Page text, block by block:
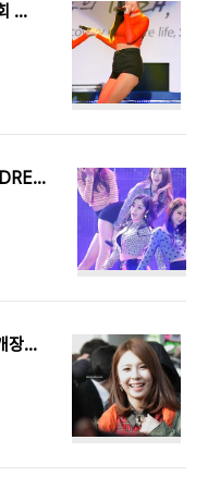
[CAM] 140411 완도국제해조류박람회 개막식 - 나인뮤지스(세라) by PIERCE
[CAM] 140322 이월드 WAPOP K-DREAM CONCERT - 나인뮤지스(세라) by PIERCE
[CAM] 140308 광주 챔피언스필드 개장식 축하공연 - 나인뮤지스 by 다카코마츠